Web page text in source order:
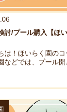
討/プール購入【ほい
は！ほいらく園の
などでは、プール開